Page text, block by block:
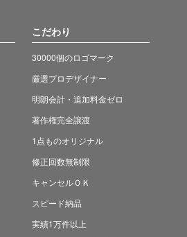
こだわり
30000個のロゴマーク
厳選プロデザイナー
明朗会計・追加料金ゼロ
著作権完全譲渡
1点ものオリジナル
修正回数無制限
キャンセルＯＫ
スピード納品
実績1万件以上